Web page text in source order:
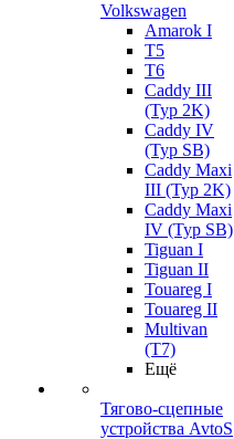
Volkswagen
Amarok I
T5
T6
Caddy III
(Typ 2K)
Caddy IV
(Typ SB)
Caddy Maxi
III (Typ 2K)
Caddy Maxi
IV (Typ SB)
Tiguan I
Tiguan II
Touareg I
Touareg II
Multivan
(T7)
Ещё
Тягово-сцепные
устройства AvtoS